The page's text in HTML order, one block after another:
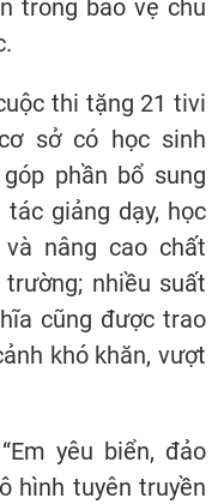
trong bảo vệ chủ
thi tặng 21 tivi
sở có học sinh
phần bổ sung
giảng dạy, học
nâng cao chất
nhiều suất
cũng được trao
khó khăn, vượt
yêu biển, đảo
hình tuyên truyền